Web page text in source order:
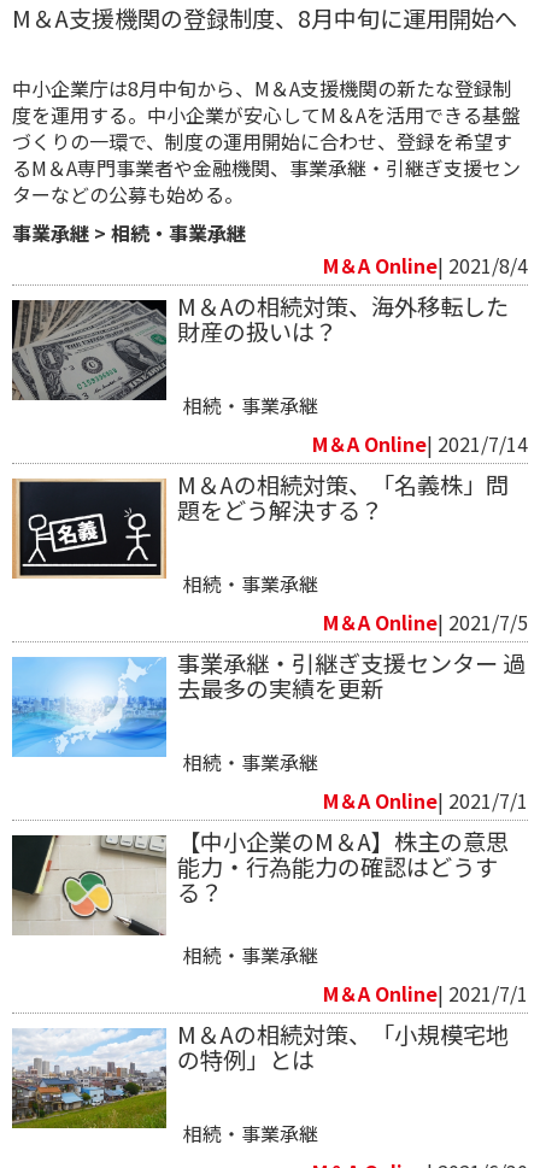
M＆A支援機関の登録制度、8月中旬に運用開始へ
中小企業庁は8月中旬から、M＆A支援機関の新たな登録制
度を運用する。中小企業が安心してM＆Aを活用できる基盤
づくりの一環で、制度の運用開始に合わせ、登録を希望す
るM＆A専門事業者や金融機関、事業承継・引継ぎ支援セン
ターなどの公募も始める。
事業承継 > 相続・事業承継
M＆A Online| 2021/8/4
M＆Aの相続対策、海外移転した
財産の扱いは？
相続・事業承継
M＆A Online| 2021/7/14
M＆Aの相続対策、「名義株」問
題をどう解決する？
相続・事業承継
M＆A Online| 2021/7/5
事業承継・引継ぎ支援センター 過
去最多の実績を更新
相続・事業承継
M＆A Online| 2021/7/1
【中小企業のM＆A】株主の意思
能力・行為能力の確認はどうす
る？
相続・事業承継
M＆A Online| 2021/7/1
M＆Aの相続対策、「小規模宅地
の特例」とは
相続・事業承継